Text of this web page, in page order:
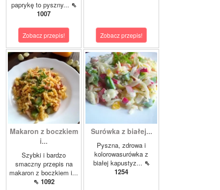
paprykę to pyszny... ⇖
1007
Zobacz przepis! Zobacz przepis!
Makaron z boczkiem
i...
Szybki i bardzo
smaczny przepis na
makaron z boczkiem i...
⇖ 1092
Surówka z białej...
Pyszna, zdrowa i
kolorowasurówka z
białej kapustyz... ⇖
1254